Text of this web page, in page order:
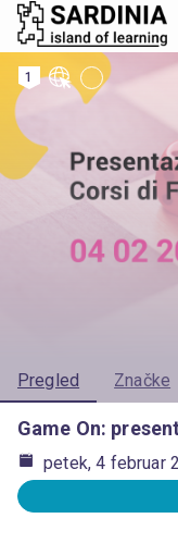
1
Pregled Značke
Game On:
petek, 4 februar